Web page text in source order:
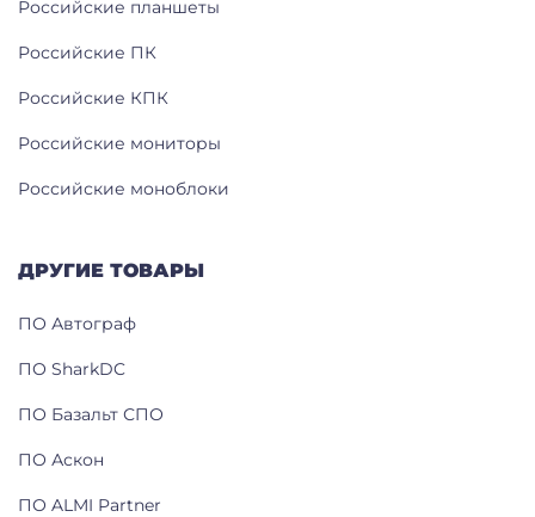
Российские планшеты
Российские ПК
Российские КПК
Российские мониторы
Российские моноблоки
ДРУГИЕ ТОВАРЫ
ПО Автограф
ПО SharkDC
ПО Базальт СПО
ПО Аскон
ПО ALMI Partner